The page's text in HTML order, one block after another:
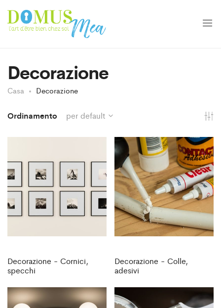
Decorazione
Casa Decorazione
Ordinamento per default
Decorazione - Cornici,
specchi
Decorazione - Colle,
adesivi